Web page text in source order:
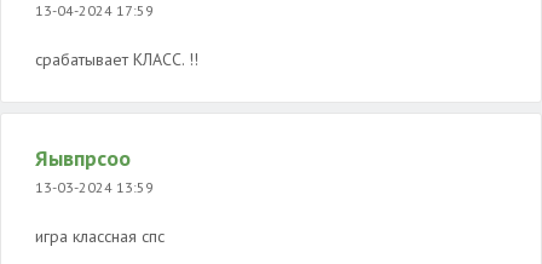
13-04-2024 17:59
срабатывает КЛАСС. !!
Яывпрсоо
13-03-2024 13:59
игра классная спс